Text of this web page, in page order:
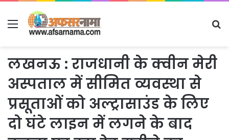
Menu
लखनऊ : राजधानी के क्वीन मेरी
अस्पताल में सीमित व्यवस्था से
प्रसूताओं को अल्ट्रासाउंड के लिए
दो घंटे लाइन में लगने के बाद